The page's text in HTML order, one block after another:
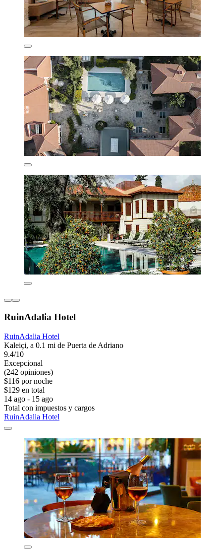
RuinAdalia Hotel
RuinAdalia Hotel
Kaleiçi, a 0.1 mi de Puerta de Adriano
9.4/10
Excepcional
(242 opiniones)
$116 por noche
$129 en total
14 ago - 15 ago
Total con impuestos y cargos
RuinAdalia Hotel